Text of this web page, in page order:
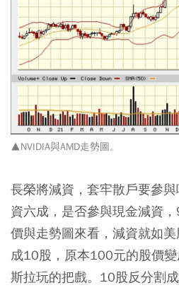
▲NVIDIA與AMD走勢圖。
長榮將減資，套牢散戶要參
資六成，是否參與現金減資
價與走勢圖來看，減資就如
成10股，原本100元的股價
斯拉玩的把戲。10股反分割